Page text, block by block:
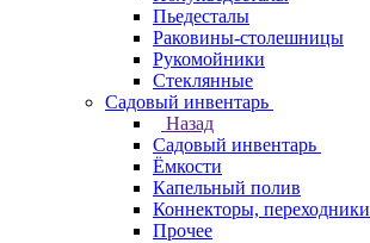
Пьедесталы
Раковины-столешницы
Рукомойники
Стеклянные
Садовый инвентарь
Назад
Садовый инвентарь
Ёмкости
Капельный полив
Коннекторы, переходники
Прочее